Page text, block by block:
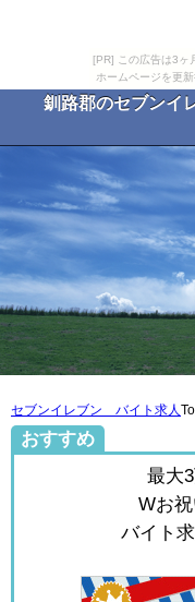
[PR] この広告は3ヶ
ホームページを更
釧路郡のセブンイ
セブンイレブン バイト求人
おすすめ
最大
Wお
バイト